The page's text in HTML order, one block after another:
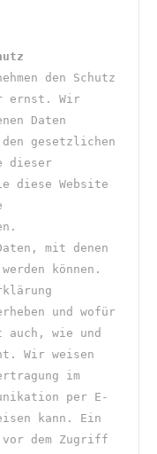
den Schutz
ernst. Wir
Daten
gesetzlichen
dieser
diese Website
mit denen
können.
und wofür
wie und
Wir weisen
im
per E-
kann. Ein
vor dem Zugriff